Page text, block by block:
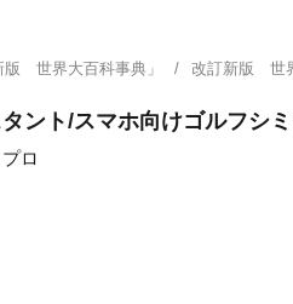
版 世界大百科事典」 改訂新版 世
ント/スマホ向けゴルフシ
ロ